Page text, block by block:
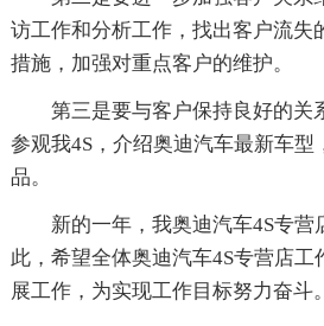
访工作和分析工作，找出客户流失
措施，加强对重点客户的维护。
第三是要与客户保持良好的关
参观我4S，介绍奥迪汽车最新车
品。
新的一年，我奥迪汽车4S专营
此，希望全体奥迪汽车4S专营店
展工作，为实现工作目标努力奋斗。